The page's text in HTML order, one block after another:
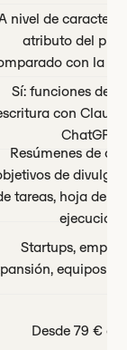
nivel de
atributo del
con la
Sí: funciones de
con
ChatGPT
Resúmenes de
de
tareas, hoja de
ejecución
Startups,
equipos
Desde 79 € al